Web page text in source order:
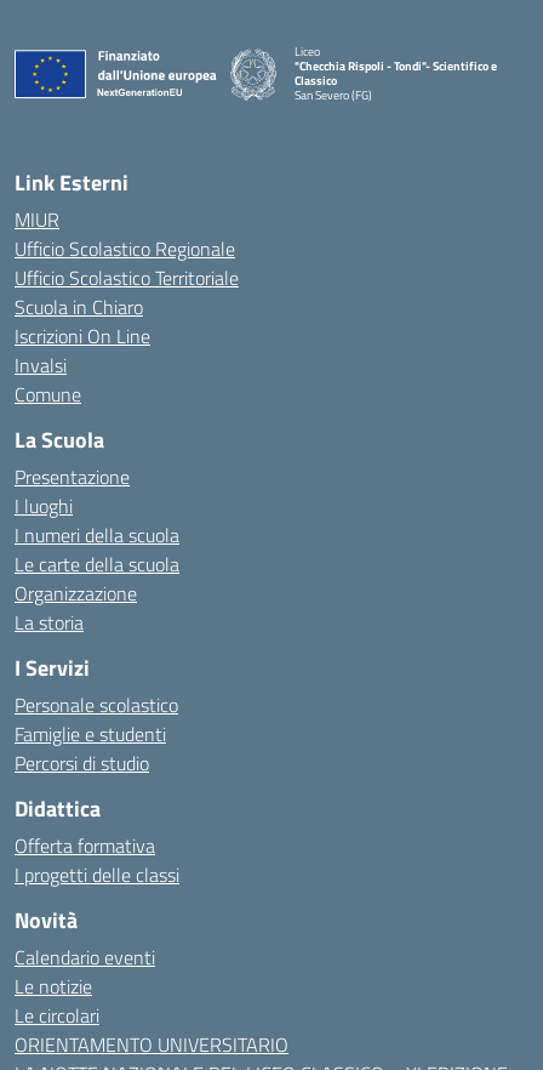
Liceo
"Checchia Rispoli - Tondi"- Scientifico e
Classico
San Severo (FG)
Link Esterni
MIUR
Ufficio Scolastico Regionale
Ufficio Scolastico Territoriale
Scuola in Chiaro
Iscrizioni On Line
Invalsi
Comune
La Scuola
Presentazione
I luoghi
I numeri della scuola
Le carte della scuola
Organizzazione
La storia
I Servizi
Personale scolastico
Famiglie e studenti
Percorsi di studio
Didattica
Offerta formativa
I progetti delle classi
Novità
Calendario eventi
Le notizie
Le circolari
ORIENTAMENTO UNIVERSITARIO